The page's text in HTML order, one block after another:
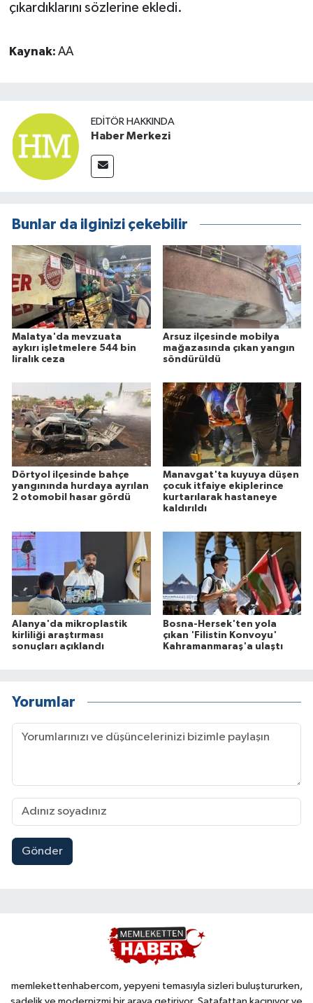
çıkardıklarını sözlerine ekledi.
Kaynak: AA
EDITÖR HAKKINDA
Haber Merkezi
Bunlar da ilginizi çekebilir
Malatya'da mevzuata
aykırı işletmelere 544 bin
liralık ceza
Arsuz ilçesinde mobilya
mağazasında çıkan yangın
söndürüldü
Dörtyol ilçesinde bahçe
yangınında hurdaya ayrılan
2 otomobil hasar gördü
Manavgat'ta kuyuya düşen
çocuk itfaiye ekiplerince
kurtarılarak hastaneye
kaldırıldı
Alanya'da mikroplastik
kirliliği araştırması
sonuçları açıklandı
Bosna-Hersek'ten yola
çıkan 'Filistin Konvoyu'
Kahramanmaraş'a ulaştı
Yorumlar
Gönder
memlekettenhabercom, yepyeni temasıyla sizleri buluştururken,
sadelik ve modernizmi bir araya getiriyor. Şatafattan kaçınıyor ve